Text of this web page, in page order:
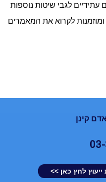
עתידיים לגבי שיטות נוספות
ומוזמנות לקרוא את המאמרים
קינן
לחץ כאן >>